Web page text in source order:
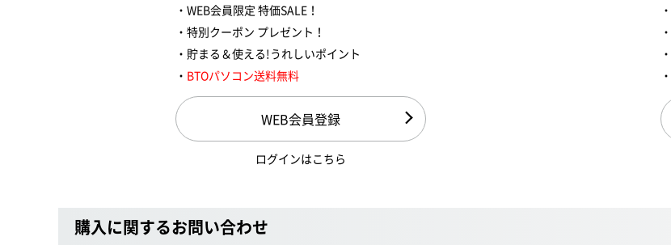
WEB会員限定 特価SALE！
特別クーポン プレゼント！
貯まる＆使える!うれしいポイント
BTOパソコン送料無料
WEB会員登録
ログインはこちら
購入に関するお問い合わせ